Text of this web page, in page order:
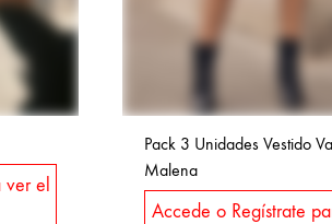
el
Pack 3 Unidades Vestido
Malena
Accede o Regístrate